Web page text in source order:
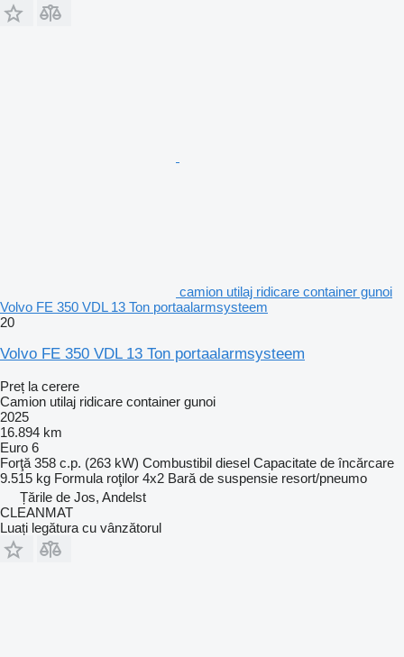
camion utilaj ridicare container gunoi
Volvo FE 350 VDL 13 Ton portaalarmsysteem
20
Volvo FE 350 VDL 13 Ton portaalarmsysteem
Preț la cerere
Camion utilaj ridicare container gunoi
2025
16.894 km
Euro 6
Forţă 358 c.p. (263 kW) Combustibil diesel Capacitate de încărcare
9.515 kg Formula roţilor 4x2 Bară de suspensie resort/pneumo
Țările de Jos, Andelst
CLEANMAT
Luați legătura cu vânzătorul